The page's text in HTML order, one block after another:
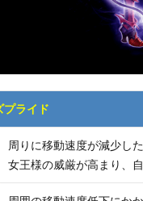
プライド
周りに移動速度が減少し
女王様の威厳が高まり、